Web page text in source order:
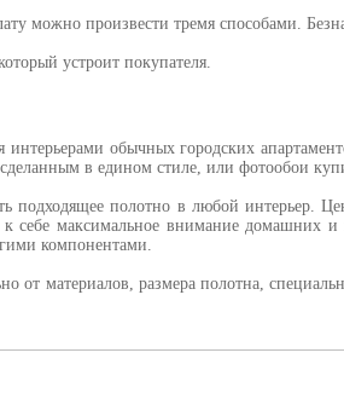
можно произвести тремя способами.
устроит покупателя.
обычных городских
в едином стиле, или фотообои
полотно в любой интерьер.
себе максимальное внимание
компонентами.
от материалов, размера полотна,